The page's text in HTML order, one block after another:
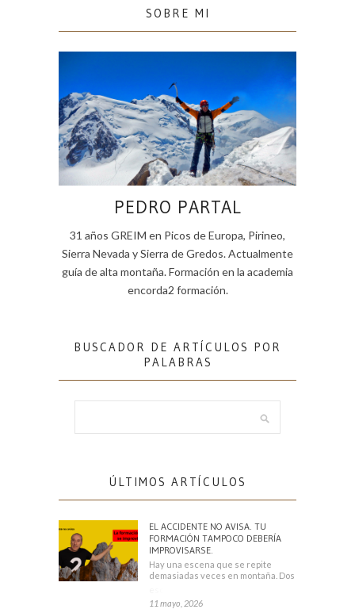
SOBRE MI
PEDRO PARTAL
31 años GREIM en Picos de Europa, Pirineo,
Sierra Nevada y Sierra de Gredos. Actualmente
guía de alta montaña. Formación en la academia
encorda2 formación.
BUSCADOR DE ARTÍCULOS POR
PALABRAS
ÚLTIMOS ARTÍCULOS
EL ACCIDENTE NO AVISA. TU
FORMACIÓN TAMPOCO DEBERÍA
IMPROVISARSE.
Hay una escena que se repite
demasiadas veces en montaña. Dos
11 mayo, 2026